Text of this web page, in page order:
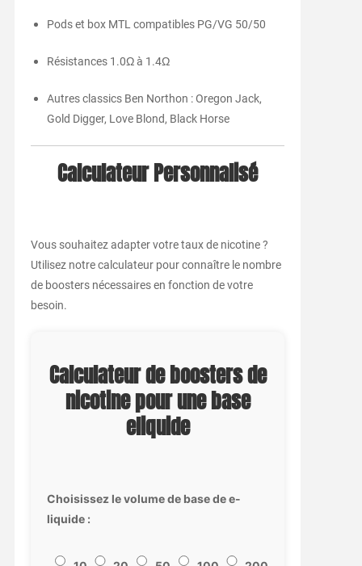
Pods et box MTL compatibles PG/VG 50/50
Résistances 1.0Ω à 1.4Ω
Autres classics Ben Northon : Oregon Jack,
Gold Digger, Love Blond, Black Horse
Calculateur Personnalisé
Vous souhaitez adapter votre taux de nicotine ?
Utilisez notre calculateur pour connaître le nombre
de boosters nécessaires en fonction de votre
besoin.
Calculateur de boosters de
nicotine pour une base
eliquide
Choisissez le volume de base de e-
liquide :